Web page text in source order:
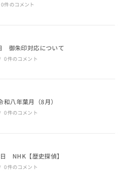
0件のコメント
御朱印対応について
0件のコメント
和八年葉月（8月）
0件のコメント
NHK【歴史探偵】
0件のコメント